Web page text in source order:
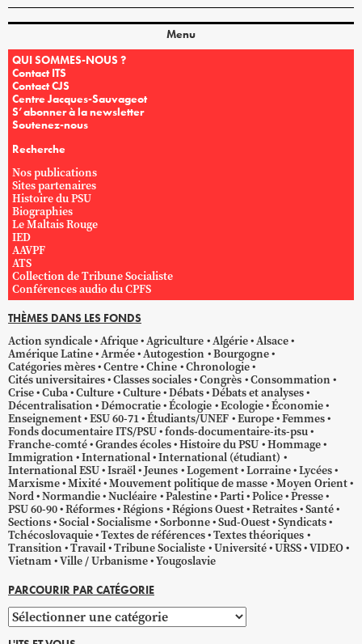
Menu
QUI SOMMES-NOUS ?
Contact ITS
Contact CJS
Centre Jacques-Sauvageot
S’abonner à la newsletter
Soutenez-nous
Recherche
Nos publications
Sites partenaires
Histoire du PSU
Biographies
Le Maltais Rouge
IED
AAVPF
ATS
Collection de Tribune Socialiste
Conférences audio du CPFS
THÈMES DANS LES FONDS
Action syndicale Afrique Agriculture Algérie Alsace
Amérique Latine Armée Autogestion
Bourgogne
Catégories mères Centre Chine Chronologie
Cités universitaires Classes sociales Congrès Consommation
Crise Cuba Culture Culture Débats Débats et analyses
Décentralisation Démocratie Écologie Ecologie Économie
Enseignement ESU 60-71 Étudiants/UNEF Europe Femmes
Fonds documentaire ITS/PSU fonds-documentaire-its-psu
Franche-comté Grandes écoles Histoire du PSU Hommage
Immigration International International (étudiant)
International ESU Israël Jeunes Logement Lorraine Lycées
Marxisme Mixité Mouvement politique de masse Moyen Orient
Nord Normandie Nucléaire Palestine Parti Police Presse
PSU 60-90 Réformes Régions Régions Ouest Retraites Santé
Sections Social Socialisme Sorbonne Sud-Ouest Syndicats
Tchécoslovaquie Textes de références Textes théoriques
Transition Travail Tribune Socialiste Université URSS VIDEO
Vietnam Ville / Urbanisme Yougoslavie
PARCOURIR PAR CATÉGORIE
Parcourir
par